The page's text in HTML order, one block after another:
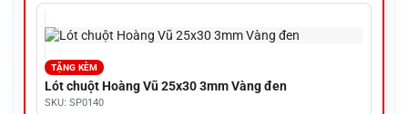
TẶNG KÈM
Lót chuột Hoàng Vũ 25x30 3mm Vàng đen
SKU: SP0140